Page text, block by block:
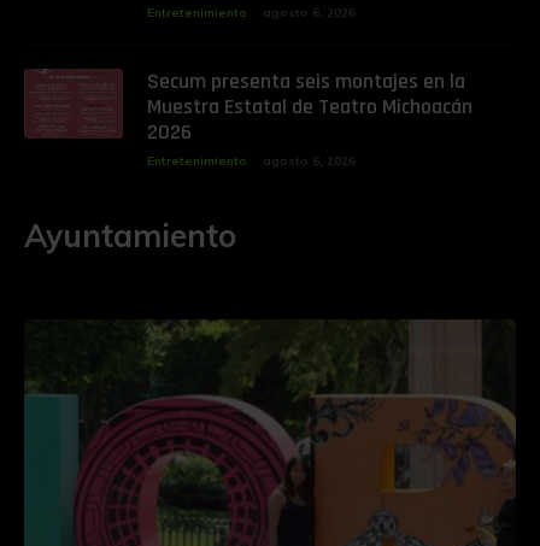
Entretenimiento agosto 6, 2026
Secum presenta seis montajes en la
Muestra Estatal de Teatro Michoacán
2026
Entretenimiento agosto 6, 2026
Ayuntamiento